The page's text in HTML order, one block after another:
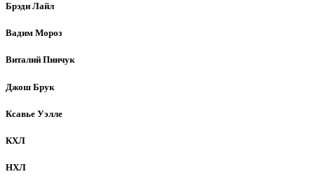
Брэди Лайл
Вадим Мороз
Виталий Пинчук
Джош Брук
Ксавье Уэлле
КХЛ
НХЛ